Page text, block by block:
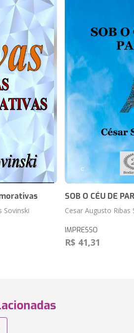
Sovinski
SOB O CÉU DE
Cesar Augusto Ribas
IMPRESSO
R$ 41,31